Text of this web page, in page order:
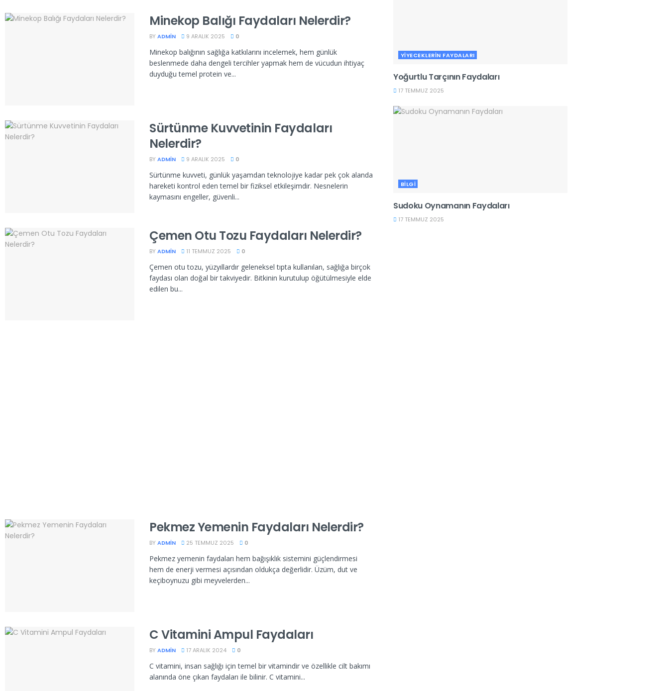
Minekop Balığı Faydaları Nelerdir?
BY ADMIN 9 ARALIK 2025 0
Minekop balığının sağlığa katkılarını incelemek, hem günlük
beslenmede daha dengeli tercihler yapmak hem de vücudun ihtiyaç
duyduğu temel protein ve...
Sürtünme Kuvvetinin Faydaları
Nelerdir?
BY ADMIN 9 ARALIK 2025 0
Sürtünme kuvveti, günlük yaşamdan teknolojiye kadar pek çok alanda
hareketi kontrol eden temel bir fiziksel etkileşimdir. Nesnelerin
kaymasını engeller, güvenli...
Çemen Otu Tozu Faydaları Nelerdir?
BY ADMIN 11 TEMMUZ 2025 0
Çemen otu tozu, yüzyıllardır geleneksel tıpta kullanılan, sağlığa birçok
faydası olan doğal bir takviyedir. Bitkinin kurutulup öğütülmesiyle elde
edilen bu...
Pekmez Yemenin Faydaları Nelerdir?
BY ADMIN 25 TEMMUZ 2025 0
Pekmez yemenin faydaları hem bağışıklık sistemini güçlendirmesi
hem de enerji vermesi açısından oldukça değerlidir. Üzüm, dut ve
keçiboynuzu gibi meyvelerden...
C Vitamini Ampul Faydaları
BY ADMIN 17 ARALIK 2024 0
C vitamini, insan sağlığı için temel bir vitamindir ve özellikle cilt bakımı
alanında öne çıkan faydaları ile bilinir. C vitamini...
YIYECEKLERIN FAYDALARI
Yoğurtlu Tarçının Faydaları
17 TEMMUZ 2025
BILGI
Sudoku Oynamanın Faydaları
17 TEMMUZ 2025